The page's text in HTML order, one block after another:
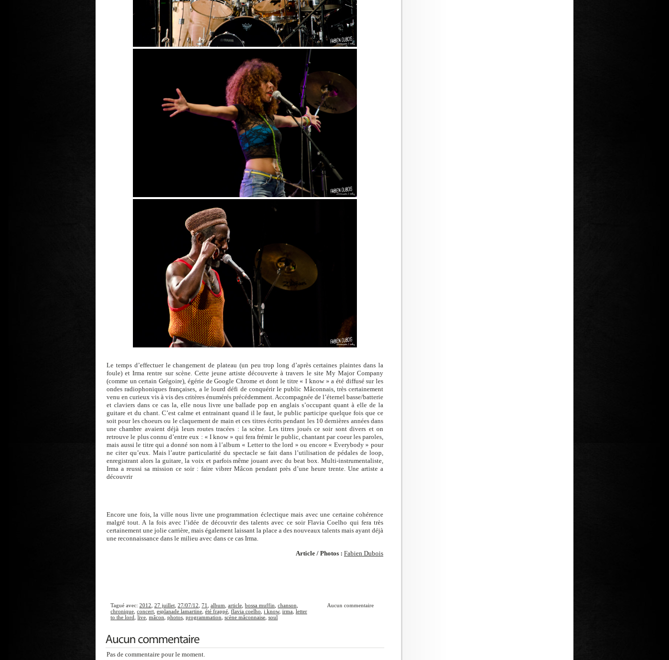
Le temps d’effectuer le changement de plateau (un peu trop long d’après certaines plaintes dans la
foule) et Irma rentre sur scène. Cette jeune artiste découverte à travers le site My Major Company
(comme un certain Grégoire), égérie de Google Chrome et dont le titre « I know » a été diffusé sur les
ondes radiophoniques françaises, a le lourd défi de conquérir le public Mâconnais, très certainement
venu en curieux vis à vis des critères énumérés précédemment. Accompagnée de l’éternel basse/batterie
et claviers dans ce cas la, elle nous livre une ballade pop en anglais s’occupant quant à elle de la
guitare et du chant. C’est calme et entrainant quand il le faut, le public participe quelque fois que ce
soit pour les choeurs ou le claquement de main et ces titres écrits pendant les 10 dernières années dans
une chambre avaient déjà leurs routes tracées : la scène. Les titres joués ce soir sont divers et on
retrouve le plus connu d’entre eux : « I know » qui fera frémir le public, chantant par coeur les paroles,
mais aussi le titre qui a donné son nom à l’album « Letter to the lord » ou encore « Everybody » pour
ne citer qu’eux. Mais l’autre particularité du spectacle se fait dans l’utilisation de pédales de loop,
enregistrant alors la guitare, la voix et parfois même jouant avec du beat box. Multi-instrumentaliste,
Irma a reussi sa mission ce soir : faire vibrer Mâcon pendant près d’une heure trente. Une artiste a
découvrir
Encore une fois, la ville nous livre une programmation éclectique mais avec une certaine cohérence
malgré tout. A la fois avec l’idée de découvrir des talents avec ce soir Flavia Coelho qui fera très
certainement une jolie carrière, mais également laissant la place a des nouveaux talents mais ayant déjà
une reconnaissance dans le milieu avec dans ce cas Irma.
Article / Photos : Fabien Dubois
Tagué avec: 2012 27 juillet 27/07/12 71 album article bossa muffin chanson
chronique concert esplanade lamartine été frappé flavia coelho i know, irma letter
to the lord live mâcon photos programmation scène mâconnaise soul
Aucun commentaire
Pas de commentaire pour le moment.